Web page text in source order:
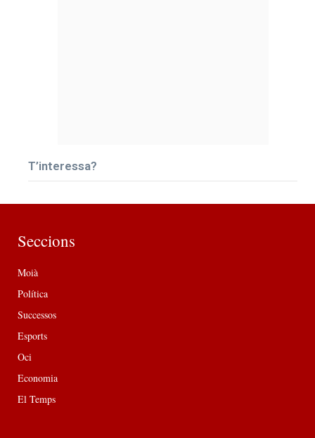
T’interessa?
Seccions
Moià
Política
Successos
Esports
Oci
Economia
El Temps